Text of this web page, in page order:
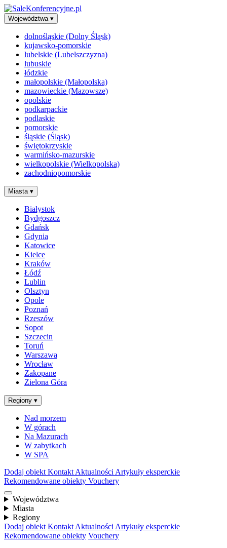
Województwa ▾
dolnośląskie (Dolny Śląsk)
kujawsko-pomorskie
lubelskie (Lubelszczyzna)
lubuskie
łódzkie
małopolskie (Małopolska)
mazowieckie (Mazowsze)
opolskie
podkarpackie
podlaskie
pomorskie
śląskie (Śląsk)
świętokrzyskie
warmińsko-mazurskie
wielkopolskie (Wielkopolska)
zachodniopomorskie
Miasta ▾
Białystok
Bydgoszcz
Gdańsk
Gdynia
Katowice
Kielce
Kraków
Łódź
Lublin
Olsztyn
Opole
Poznań
Rzeszów
Sopot
Szczecin
Toruń
Warszawa
Wrocław
Zakopane
Zielona Góra
Regiony ▾
Nad morzem
W górach
Na Mazurach
W zabytkach
W SPA
Dodaj obiekt Kontakt Aktualności Artykuły eksperckie
Rekomendowane obiekty Vouchery
Województwa
Miasta
Regiony
Dodaj obiekt Kontakt Aktualności Artykuły eksperckie
Rekomendowane obiekty Vouchery